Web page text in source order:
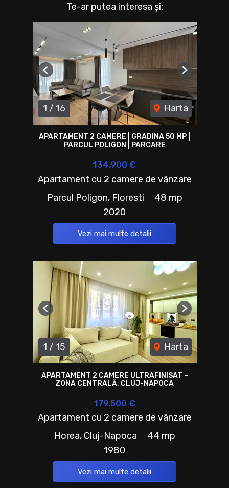
Te-ar putea interesa și:
1 / 16 Harta
Previous Next
APARTAMENT 2 CAMERE | GRADINA 50 MP |
PARCUL POLIGON | PARCARE
134,900 €
Apartament cu 2 camere de vânzare
Parcul Poligon, Floresti
48 mp
2020
Vezi mai multe detalii
1 / 15 Harta
Previous Next
APARTAMENT 2 CAMERE ULTRAFINISAT –
ZONA CENTRALĂ, CLUJ-NAPOCA
179,500 €
Apartament cu 2 camere de vânzare
Horea, Cluj-Napoca
44 mp
1980
Vezi mai multe detalii